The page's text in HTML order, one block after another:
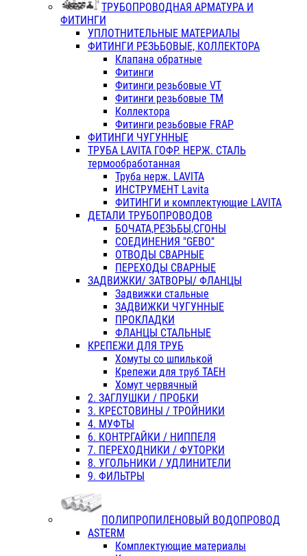
ТРУБОПРОВОДНАЯ АРМАТУРА И
ФИТИНГИ
УПЛОТНИТЕЛЬНЫЕ МАТЕРИАЛЫ
ФИТИНГИ РЕЗЬБОВЫЕ, КОЛЛЕКТОРА
Клапана обратные
Фитинги
Фитинги резьбовые VT
Фитинги резьбовые ТМ
Коллектора
Фитинги резьбовые FRAP
ФИТИНГИ ЧУГУННЫЕ
ТРУБА LAVITA ГОФР. НЕРЖ. СТАЛЬ
термообработанная
Труба нерж. LAVITA
ИНСТРУМЕНТ Lavita
ФИТИНГИ и комплектующие LAVITA
ДЕТАЛИ ТРУБОПРОВОДОВ
БОЧАТА,РЕЗЬБЫ,СГОНЫ
СОЕДИНЕНИЯ "GEBO"
ОТВОДЫ СВАРНЫЕ
ПЕРЕХОДЫ СВАРНЫЕ
ЗАДВИЖКИ/ ЗАТВОРЫ/ ФЛАНЦЫ
Задвижки стальные
ЗАДВИЖКИ ЧУГУННЫЕ
ПРОКЛАДКИ
ФЛАНЦЫ СТАЛЬНЫЕ
КРЕПЕЖИ ДЛЯ ТРУБ
Хомуты со шпилькой
Крепежи для труб ТАЕН
Хомут червячный
2. ЗАГЛУШКИ / ПРОБКИ
3. КРЕСТОВИНЫ / ТРОЙНИКИ
4. МУФТЫ
6. КОНТРГАЙКИ / НИППЕЛЯ
7. ПЕРЕХОДНИКИ / ФУТОРКИ
8. УГОЛЬНИКИ / УДЛИНИТЕЛИ
9. ФИЛЬТРЫ
ПОЛИПРОПИЛЕНОВЫЙ ВОДОПРОВОД
ASTERM
Комплектующие материалы